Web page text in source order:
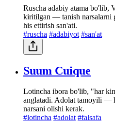
Ruscha adabiy atama bo'lib,
kiritilgan — tanish narsalarni
his ettirish san'ati.
#ruscha #adabiyot #san'at
Suum Cuique
Lotincha ibora bo'lib, "har
anglatadi. Adolat tamoyili —
narsani olishi kerak.
#lotincha #adolat #falsafa